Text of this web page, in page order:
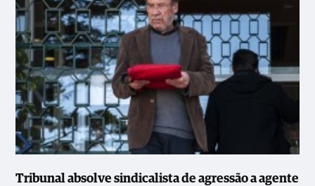
Tribunal absolve sindicalista de agressão a agente